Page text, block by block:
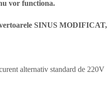
vor functiona.
SINUS MODIFICAT,
alternativ standard de 220V